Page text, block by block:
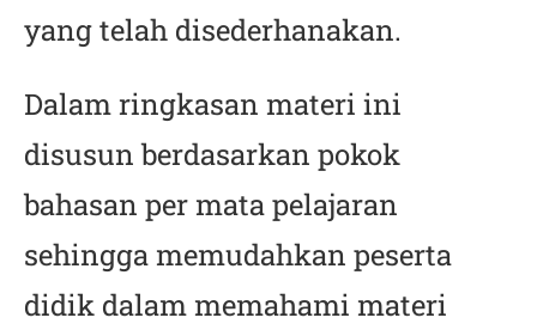
yang telah disederhanakan.
Dalam ringkasan materi ini
disusun berdasarkan pokok
bahasan per mata pelajaran
sehingga memudahkan peserta
didik dalam memahami materi